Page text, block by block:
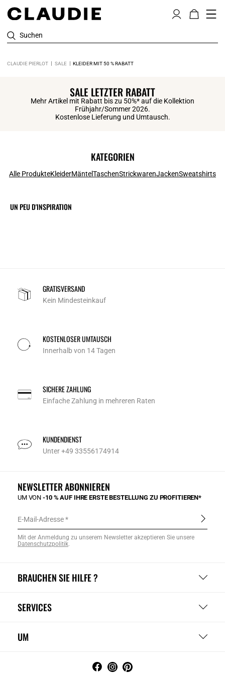
Suchen
CLAUDIE PIERLOT SALE KLEIDER MIT 50 % RABATT
SALE LETZTER RABATT
Mehr Artikel mit Rabatt bis zu 50%* auf die Kollektion
Frühjahr/Sommer 2026.
Kostenlose Lieferung und Umtausch.
KATEGORIEN
Alle ProdukteKleiderMäntelTaschenStrickwarenJackenSweatshirts
UN PEU D'INSPIRATION
GRATISVERSAND
Kein Mindesteinkauf
KOSTENLOSER UMTAUSCH
Innerhalb von 14 Tagen
SICHERE ZAHLUNG
Einfache Zahlung in mehreren Raten
KUNDENDIENST
Unter +49 33556174914
BRAUCHEN SIE HILFE ?
SERVICES
UM
NEWSLETTER ABONNIEREN
UM VON-10 % AUF IHRE ERSTE BESTELLUNG ZU PROFITIEREN*
E-Mail-Adresse
Mit der Anmeldung zu unserem Newsletter akzeptieren Sie unsere
Datenschutzpolitik.